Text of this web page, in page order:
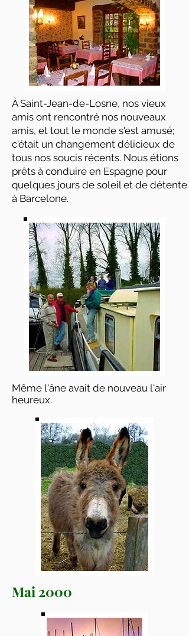
À Saint-Jean-de-Losne, nos vieux
amis ont rencontré nos nouveaux
amis, et tout le monde s'est amusé;
c'était un changement délicieux de
tous nos soucis récents. Nous étions
prêts à conduire en Espagne pour
quelques jours de soleil et de détente
à Barcelone.
Même l'âne avait de nouveau l'air
heureux.
Mai 2000